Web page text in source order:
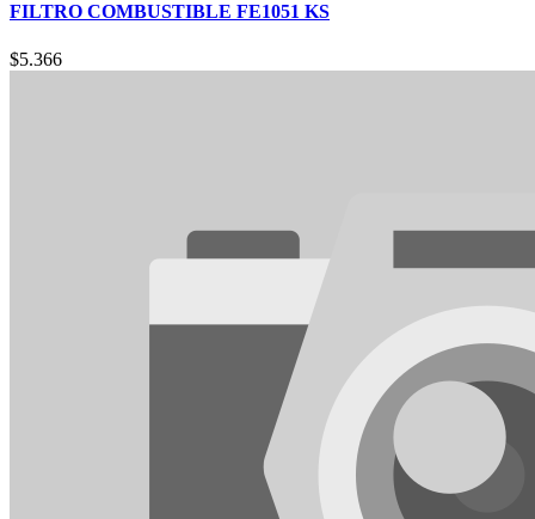
FILTRO COMBUSTIBLE FE1051 KS
$5.366